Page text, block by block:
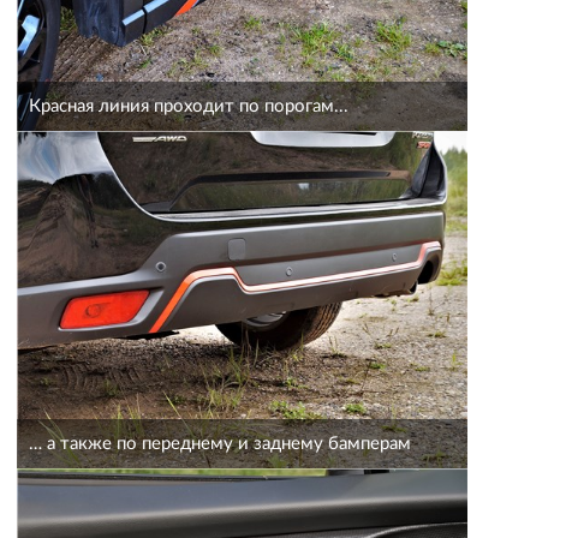
Красная линия проходит по порогам...
… а также по переднему и заднему бамперам